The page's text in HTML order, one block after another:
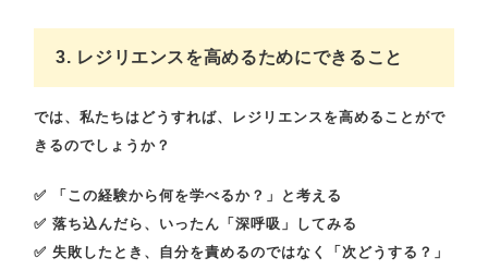
3. レジリエンスを高めるためにできること
では、私たちはどうすれば、レジリエンスを高めることがで
きるのでしょうか？
✅
「この経験から何を学べるか？」と考える
✅落ち込んだら、いったん「深呼吸」してみる
✅ 失敗したとき、自分を責めるのではなく「次どうする？」